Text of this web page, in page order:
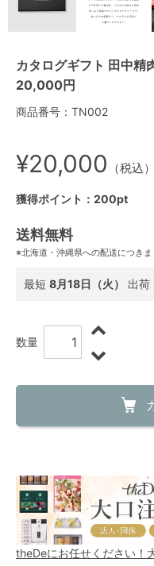
カタログギフト 田中
20,000円
商品番号：TN002
¥20,000 （税込）
獲得ポイント：200pt
送料無料
※北海道・沖縄県への配送につきま
最短 8月18日（火） 出荷
数量
theDeにお任せください！